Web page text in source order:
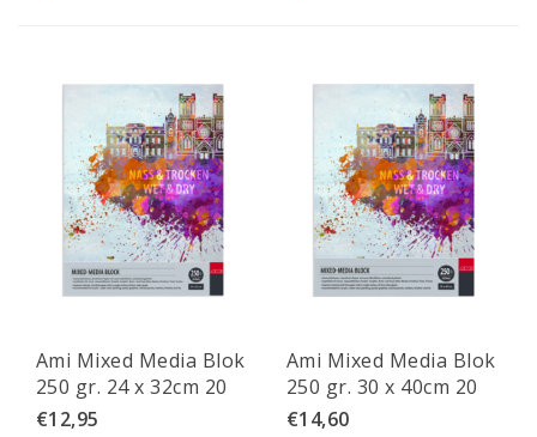
Ami Mixed Media Blok
250 gr. 24 x 32cm 20
vel
€12,95
Ami Mixed Media Blok
250 gr. 30 x 40cm 20
vel
€14,60